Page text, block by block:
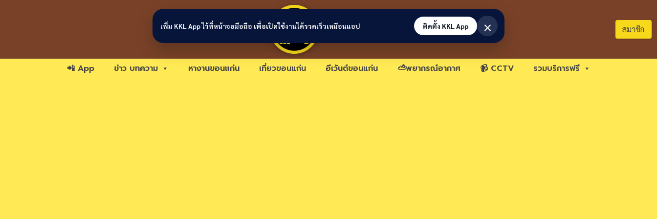
ขอนแก่นลิงก์ สมาชิก
📲 App ข่าว บทความ หางานขอนแก่น เที่ยวขอนแก่น อีเว้นต์ขอนแก่น ⛅พยากรณ์อากาศ 📹 CCTV รวมบริการฟรี
เพิ่ม KKL App ไว้ที่หน้าจอมือถือ เพื่อเปิดใช้งานได้รวดเร็วเหมือนแอป ติดตั้ง KKL App ×